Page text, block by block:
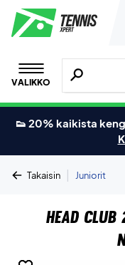
VALIKKO
Hae
👟 20% kaikista
Takaisin | Juniorit
Head